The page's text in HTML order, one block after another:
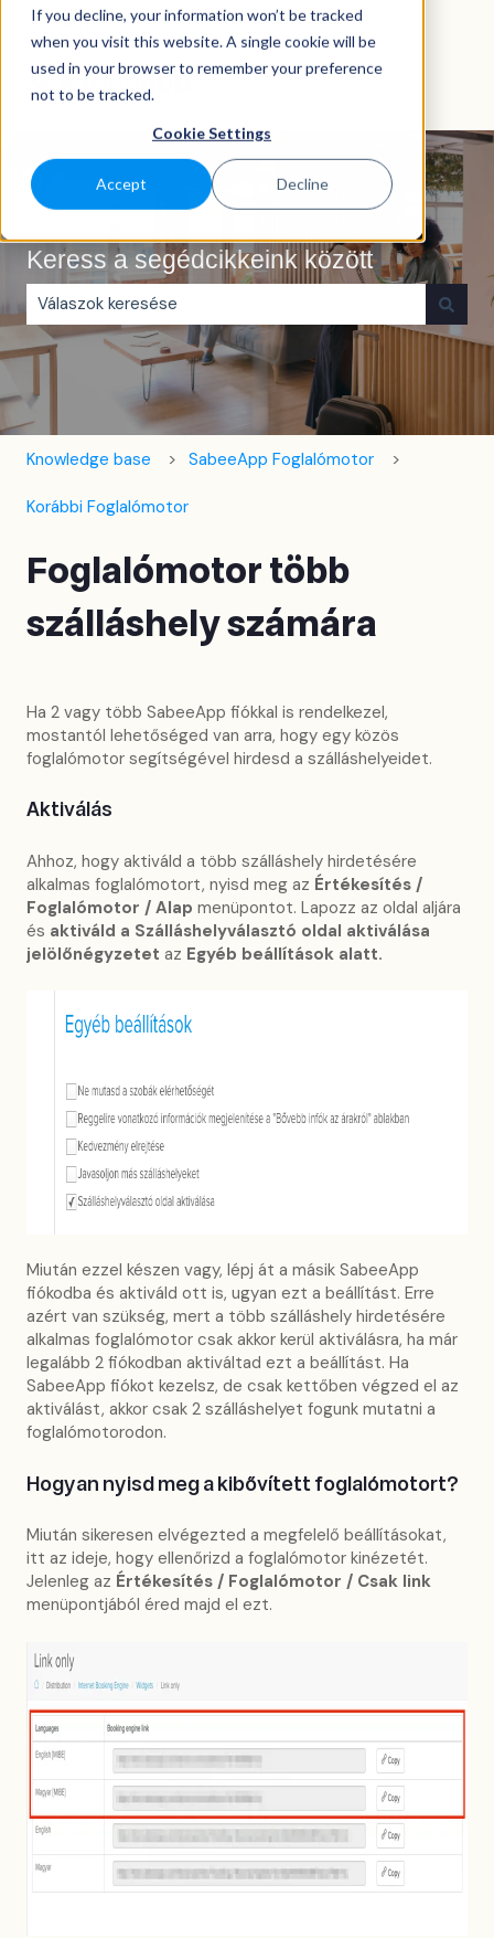
If you decline, your information won’t be tracked
when you visit this website. A single cookie will be
used in your browser to remember your preference
not to be tracked.
Cookie Settings
Accept Decline
MagyarAlmenü megjelenítése fordításokhoz
Keress a segédcikkeink között
Nincs javaslat, mert üres a keresőmező.
Knowledge base SabeeApp Foglalómotor
Korábbi Foglalómotor
Foglalómotor több
szálláshely számára
Ha 2 vagy több SabeeApp fiókkal is rendelkezel,
mostantól lehetőséged van arra, hogy egy közös
foglalómotor segítségével hirdesd a szálláshelyeidet.
Aktiválás
Ahhoz, hogy aktiváld a több szálláshely hirdetésére
alkalmas foglalómotort, nyisd meg az Értékesítés /
Foglalómotor / Alap menüpontot. Lapozz az oldal aljára
és aktiváld a Szálláshelyválasztó oldal aktiválása
jelölőnégyzetet az Egyéb beállítások alatt.
Miután ezzel készen vagy, lépj át a másik SabeeApp
fiókodba és aktiváld ott is, ugyan ezt a beállítást. Erre
azért van szükség, mert a több szálláshely hirdetésére
alkalmas foglalómotor csak akkor kerül aktiválásra, ha már
legalább 2 fiókodban aktiváltad ezt a beállítást. Ha
SabeeApp fiókot kezelsz, de csak kettőben végzed el az
aktiválást, akkor csak 2 szálláshelyet fogunk mutatni a
foglalómotorodon.
Hogyan nyisd meg a kibővített foglalómotort?
Miután sikeresen elvégezted a megfelelő beállításokat,
itt az ideje, hogy ellenőrizd a foglalómotor kinézetét.
Jelenleg az Értékesítés / Foglalómotor / Csak link
menüpontjából éred majd el ezt.